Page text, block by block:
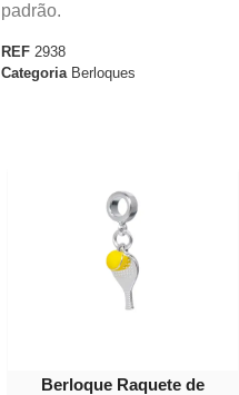
padrão.
REF 2938
Categoria Berloques
Berloque Raquete de